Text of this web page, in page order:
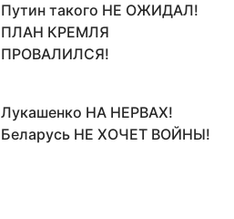
Путин такого НЕ ОЖИДАЛ!
ПЛАН КРЕМЛЯ
ПРОВАЛИЛСЯ!
Лукашенко НА НЕРВАХ!
Беларусь НЕ ХОЧЕТ ВОЙНЫ!